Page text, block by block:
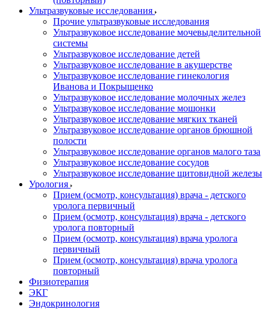
Ультразвуковые исследования
Прочие ультразвуковые исследования
Ультразвуковое исследование мочевыделительной
системы
Ультразвуковое исследование детей
Ультразвуковое исследование в акушерстве
Ультразвуковое исследование гинекология
Иванова и Покрыщенко
Ультразвуковое исследование молочных желез
Ультразвуковое исследование мошонки
Ультразвуковое исследование мягких тканей
Ультразвуковое исследование органов брюшной
полости
Ультразвуковое исследование органов малого таза
Ультразвуковое исследование сосудов
Ультразвуковое исследование щитовидной железы
Урология
Прием (осмотр, консультация) врача - детского
уролога первичный
Прием (осмотр, консультация) врача - детского
уролога повторный
Прием (осмотр, консультация) врача уролога
первичный
Прием (осмотр, консультация) врача уролога
повторный
Физиотерапия
ЭКГ
Эндокринология